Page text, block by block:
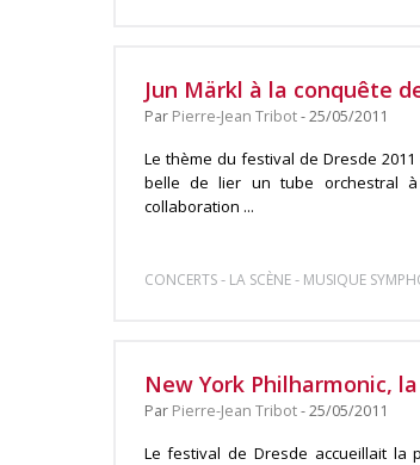
Jun Märkl à la conquête
Par Pierre-Jean Tribot- 25/05/2011
Le thème du festival de Dresde 2011
belle de lier un tube orchestral
collaboration ...
CONCERTS- LA SCÈNE- MUSIQUE
New York Philharmonic,
Par Pierre-Jean Tribot- 25/05/2011
Le festival de Dresde accueillait la